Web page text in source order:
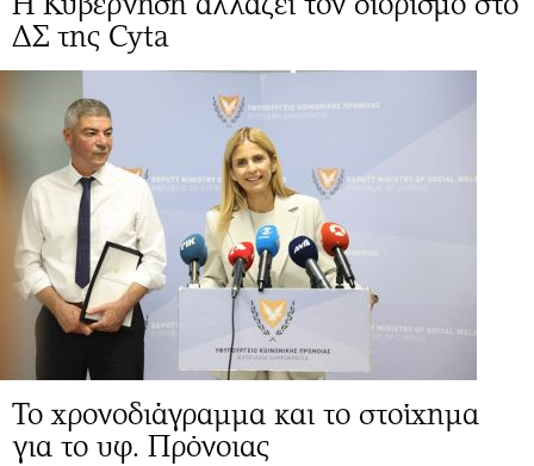
ΔΣ της Cyta
Το χρονοδιάγραμμα και το στοίχημα
για το υφ. Πρόνοιας